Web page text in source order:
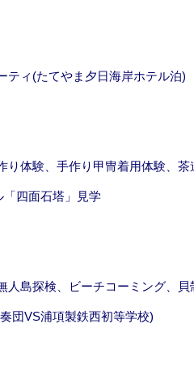
ティ(たてやま夕日海岸ホテル泊)
り体験、手作り甲冑着用体験、茶
四面石塔」見学
人島探検、ビーチコーミング、貝
団VS浦項製鉄西初等学校)